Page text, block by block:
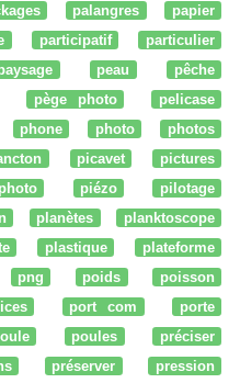
palangres
papier
participatif
particulier
peau
pêche
pège photo
pelicase
phone photo
photos
picavet
pictures
piézo
pilotage
planètes
planktoscope
plastique
plateforme
png poids
poisson
port com
porte
poules
préciser
préserver
pression